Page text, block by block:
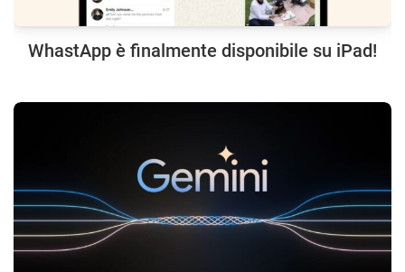
WhastApp è finalmente disponibile su iPad!